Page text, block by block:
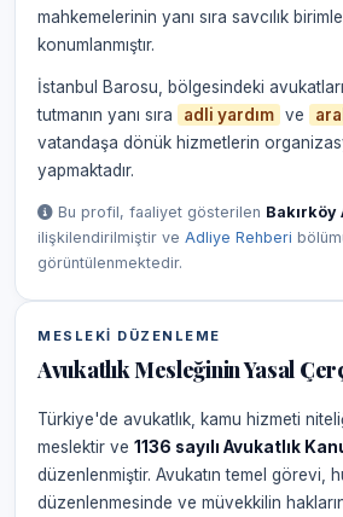
mahkemelerinin yanı sıra savcılık
konumlanmıştır.
İstanbul Barosu, bölgesindeki
tutmanın yanı sıra
adli yardım ve
vatandaşa dönük hizmetlerin
yapmaktadır.
Bu profil, faaliyet gösterilen
ilişkilendirilmiştir ve Adliye Rehberi
görüntülenmektedir.
MESLEKI DÜZENLEME
Avukatlık Mesleğinin Yasal
Türkiye'de avukatlık, kamu hizmeti
meslektir ve 1136 sayılı Avukatlık
düzenlenmiştir. Avukatın temel görevi,
düzenlenmesinde ve müvekkilin